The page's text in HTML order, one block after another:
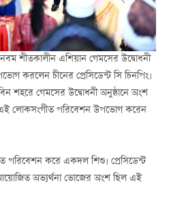
নবম শীতকালীন এশিয়ান গেমসের উদ্বোধনী
করলেন চীনের প্রেসিডেন্ট সি চিনপিং।
শহরে গেমসের উদ্বোধনী অনুষ্ঠানে অংশ
এই লোকসংগীত পরিবেশন উপভোগ করেন
পরিবেশন করে একদল শিশু। প্রেসিডেন্ট
আয়োজিত অভ্যর্থনা ভোজের অংশ ছিল এই